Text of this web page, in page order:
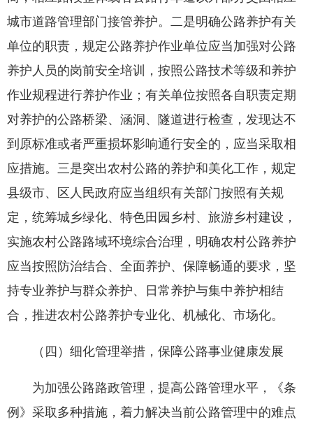
城市道路管理部门接管养护。二是明确公路养护有关
单位的职责，规定公路养护作业单位应当加强对公路
养护人员的岗前安全培训，按照公路技术等级和养护
作业规程进行养护作业；有关单位按照各自职责定期
对养护的公路桥梁、涵洞、隧道进行检查，发现达不
到原标准或者严重损坏影响通行安全的，应当采取相
应措施。三是突出农村公路的养护和美化工作，规定
县级市、区人民政府应当组织有关部门按照有关规
定，统筹城乡绿化、特色田园乡村、旅游乡村建设，
实施农村公路路域环境综合治理，明确农村公路养护
应当按照防治结合、全面养护、保障畅通的要求，坚
持专业养护与群众养护、日常养护与集中养护相结
合，推进农村公路养护专业化、机械化、市场化。
（四）细化管理举措，保障公路事业健康发展
为加强公路路政管理，提高公路管理水平，《条
例》采取多种措施，着力解决当前公路管理中的难点